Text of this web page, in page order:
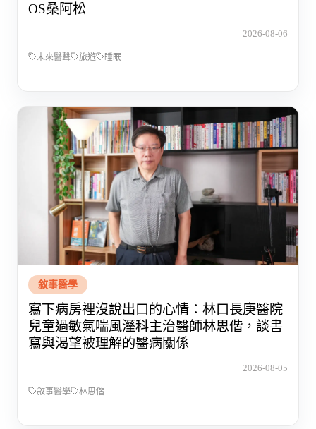
OS桑阿松
2026-08-06
未來醫聲 旅遊 睡眠
敘事醫學
寫下病房裡沒說出口的心情：林口長庚醫院
兒童過敏氣喘風溼科主治醫師林思偕，談書
寫與渴望被理解的醫病關係
2026-08-05
敘事醫學 林思偕